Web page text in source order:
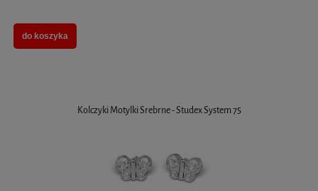
do koszyka
Kolczyki Motylki Srebrne - Studex System 75